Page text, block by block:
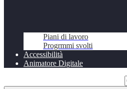
Piani di lavoro
Progrmmi svolti
Accessibilità
Animatore Digitale